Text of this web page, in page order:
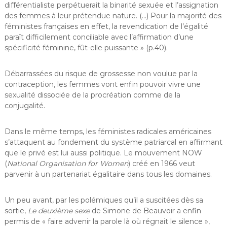
différentialiste perpétuerait la binarité sexuée et l’assignation
des femmes à leur prétendue nature. (…) Pour la majorité des
féministes françaises en effet, la revendication de l’égalité
paraît difficilement conciliable avec l’affirmation d’une
spécificité féminine, fût-elle puissante » (p.40).
Débarrassées du risque de grossesse non voulue par la
contraception, les femmes vont enfin pouvoir vivre une
sexualité dissociée de la procréation comme de la
conjugalité.
Dans le même temps, les féministes radicales américaines
s’attaquent au fondement du système patriarcal en affirmant
que le privé est lui aussi politique. Le mouvement NOW
(National Organisation for Women) créé en 1966 veut
parvenir à un partenariat égalitaire dans tous les domaines.
Un peu avant, par les polémiques qu’il a suscitées dès sa
sortie, Le deuxième sexede Simone de Beauvoir a enfin
permis de « faire advenir la parole là où régnait le silence »,